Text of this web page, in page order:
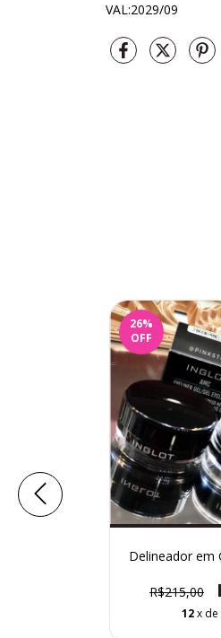
VAL:2029/09
26%
OFF
Delineador em
R$215,00
12 x de